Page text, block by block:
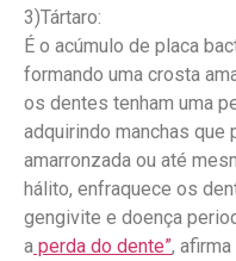
3)Tártaro:
É o acúmulo de placa
formando uma crosta
os dentes tenham uma
adquirindo manchas que
amarronzada ou até
hálito, enfraquece os
gengivite e doença
a perda do dente”,